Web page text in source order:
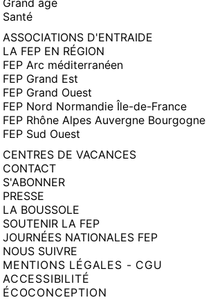
Grand âge
Santé
ASSOCIATIONS D'ENTRAIDE
LA FEP EN RÉGION
FEP Arc méditerranéen
FEP Grand Est
FEP Grand Ouest
FEP Nord Normandie Île-de-France
FEP Rhône Alpes Auvergne Bourgogne
FEP Sud Ouest
CENTRES DE VACANCES
CONTACT
S'ABONNER
PRESSE
LA BOUSSOLE
SOUTENIR LA FEP
JOURNÉES NATIONALES FEP
NOUS SUIVRE
MENTIONS LÉGALES - CGU
ACCESSIBILITÉ
ÉCOCONCEPTION